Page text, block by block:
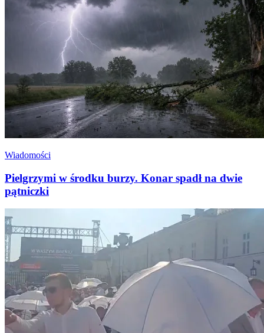
Wiadomości
Pielgrzymi w środku burzy. Konar spadł na dwie
pątniczki